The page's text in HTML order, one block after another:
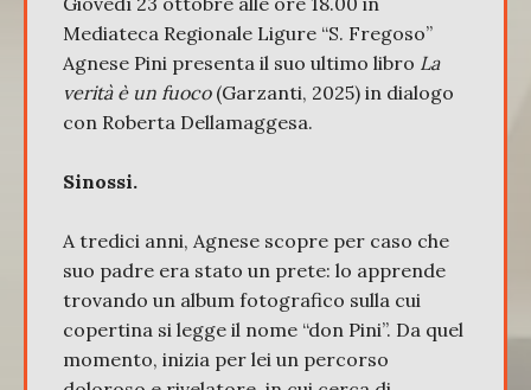
Mediateca Regionale Ligure “S. Fregoso”
Agnese Pini presenta il suo ultimo libro La
verità è un fuoco(Garzanti, 2025) in dialogo
con Roberta Dellamaggesa.
Sinossi.
A tredici anni, Agnese scopre per caso che
suo padre era stato un prete: lo apprende
trovando un album fotografico sulla cui
copertina si legge il nome “don Pini”. Da quel
momento, inizia per lei un percorso